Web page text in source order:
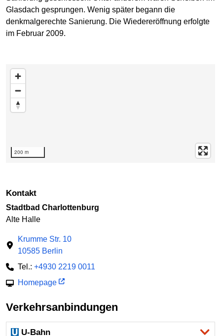
Glasdach gesprungen. Wenig später begann die
denkmalgerechte Sanierung. Die Wiedereröffnung erfolgte
im Februar 2009.
Karte überspringen
200 m
Kontakt
Stadtbad Charlottenburg
Alte Halle
Krumme Str. 10
10585 Berlin
Tel.: +4930 2219 0011
Homepage
Verkehrsanbindungen
U-Bahn